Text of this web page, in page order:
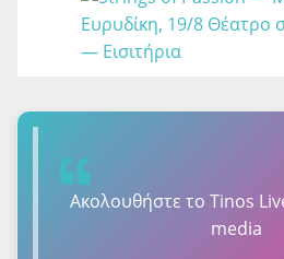
Ακολουθήστε τo Tinos
media